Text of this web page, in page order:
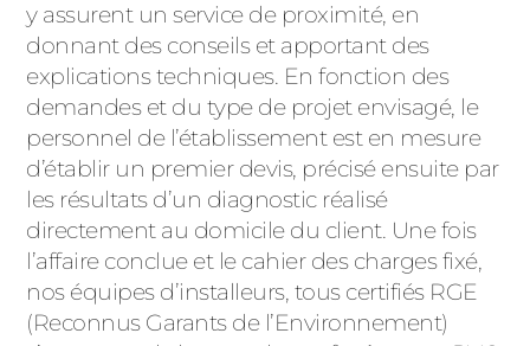
y assurent un service de proximité, en
donnant des conseils et apportant des
explications techniques. En fonction des
demandes et du type de projet envisagé, le
personnel de l’établissement est en mesure
d’établir un premier devis, précisé ensuite par
les résultats d’un diagnostic réalisé
directement au domicile du client. Une fois
l’affaire conclue et le cahier des charges fixé,
nos équipes d’installeurs, tous certifiés RGE
(Reconnus Garants de l’Environnement)